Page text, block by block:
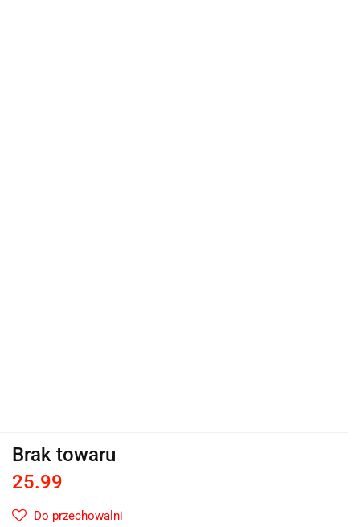
Brak towaru
25.99
Do przechowalni